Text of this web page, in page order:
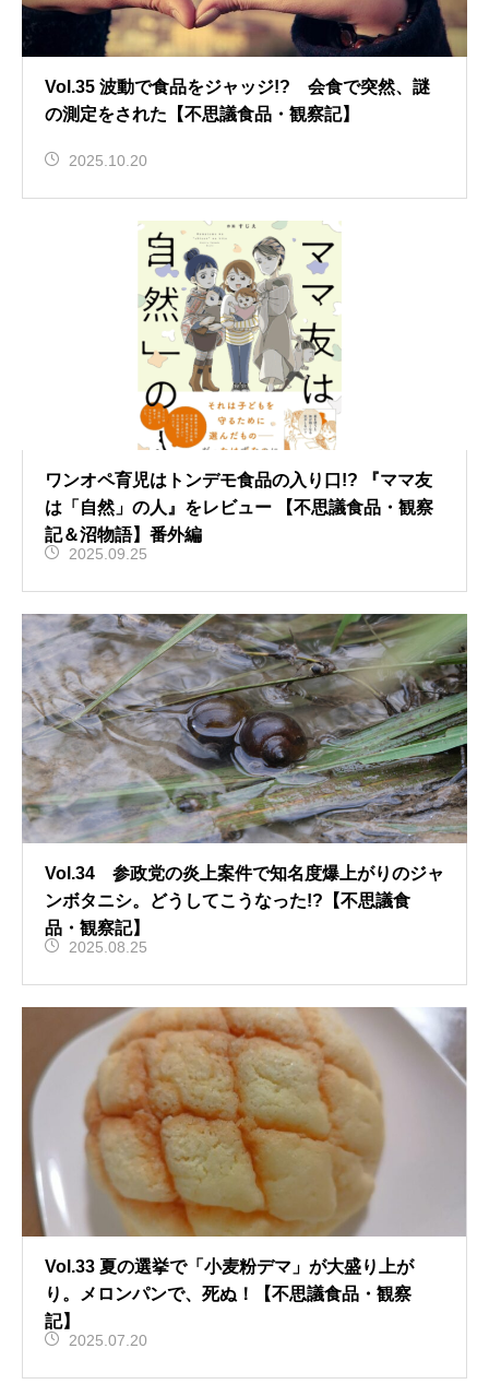
Vol.35 波動で食品をジャッジ!? 会食で突然、謎
の測定をされた【不思議食品・観察記】
2025.10.20
ワンオペ育児はトンデモ食品の入り口!? 『ママ友
は「自然」の人』をレビュー 【不思議食品・観察
記＆沼物語】番外編
2025.09.25
Vol.34 参政党の炎上案件で知名度爆上がりのジャ
ンボタニシ。どうしてこうなった!?【不思議食
品・観察記】
2025.08.25
Vol.33 夏の選挙で「小麦粉デマ」が大盛り上が
り。メロンパンで、死ぬ！【不思議食品・観察
記】
2025.07.20